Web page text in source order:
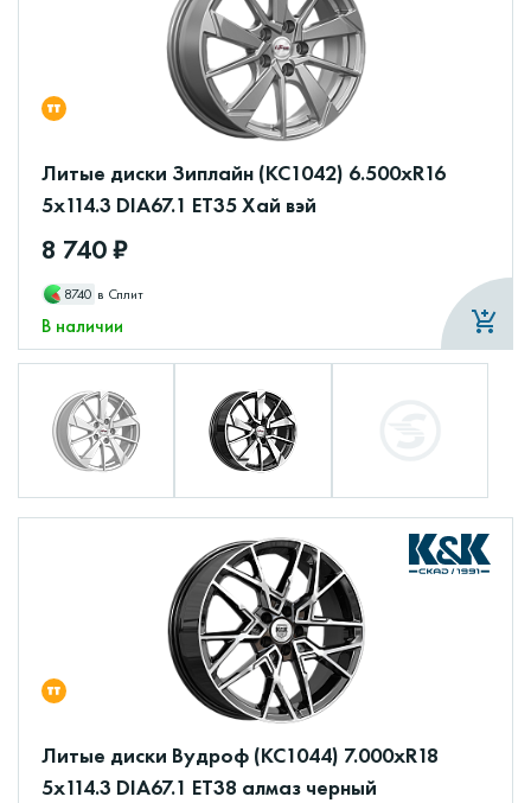
Литые диски Зиплайн (КС1042) 6.500xR16
5x114.3 DIA67.1 ET35 Хай вэй
8 740 ₽
8740 в Сплит
В наличии
Литые диски Вудроф (КС1044) 7.000xR18
5x114.3 DIA67.1 ET38 алмаз черный